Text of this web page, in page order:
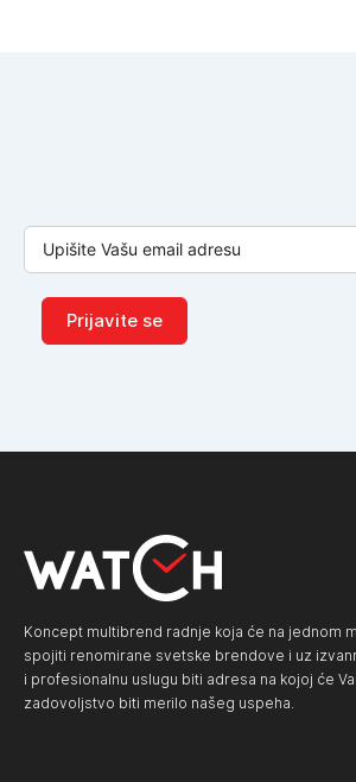
Prijavite se
Koncept multibrend radnje koja će na jednom
spojiti renomirane svetske brendove i uz
i profesionalnu uslugu biti adresa na kojoj će
zadovoljstvo biti merilo našeg uspeha.